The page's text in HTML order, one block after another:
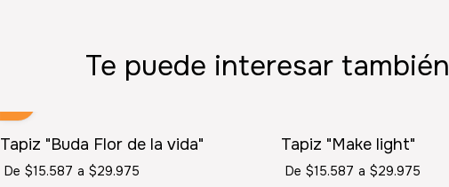
Te puede interesar también
Tapiz "Buda Flor de la vida"
De $15.587 a $29.975
SIN STOCK
Tapiz "Make light"
De $15.587 a $29.975